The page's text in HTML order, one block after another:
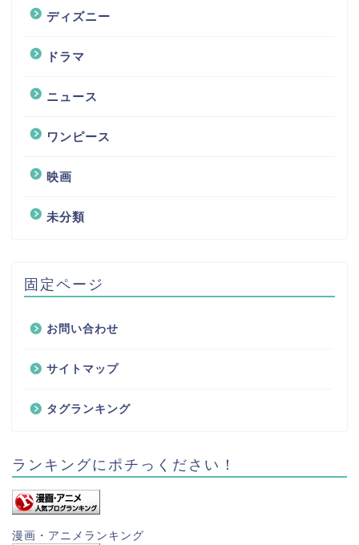
ディズニー
ドラマ
ニュース
ワンピース
映画
未分類
固定ページ
お問い合わせ
サイトマップ
タグランキング
ランキングにポチっください！
漫画・アニメランキング